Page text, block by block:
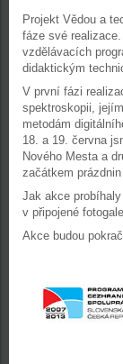
Projekt Vědou a
fáze své
vzdělávacích
didaktickým
V první fázi
spektroskopii,
metodám
18. a 19. června
Nového Mesta a
začátkem
Jak akce
v připojené
Akce budou